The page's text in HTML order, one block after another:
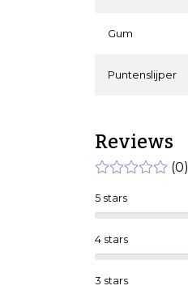
Gum
Puntenslijper
Reviews
(0)
3 stars
4 stars
5 stars